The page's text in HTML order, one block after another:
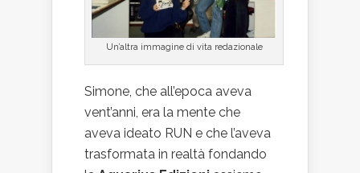
Un’altra immagine di vita redazionale
Simone, che all’epoca aveva
vent’anni, era la mente che
aveva ideato RUN e che l’aveva
trasformata in realtà fondando